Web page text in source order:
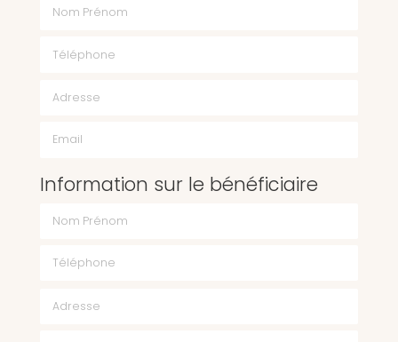
Information sur le bénéficiaire